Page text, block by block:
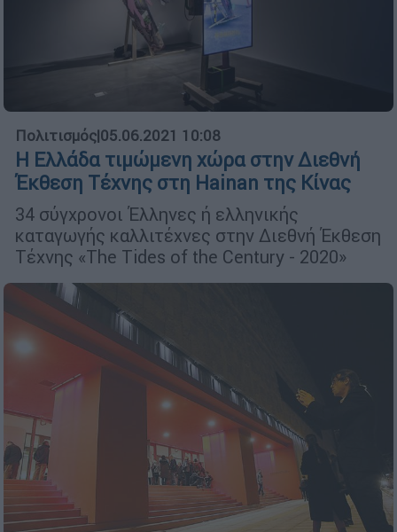
Πολιτισμός|05.06.2021 10:08
Η Ελλάδα τιμώμενη χώρα στην Διεθνή
Έκθεση Τέχνης στη Hainan της Κίνας
34 σύγχρονοι Έλληνες ή ελληνικής
καταγωγής καλλιτέχνες στην Διεθνή Έκθεση
Τέχνης «The Tides of the Century - 2020»